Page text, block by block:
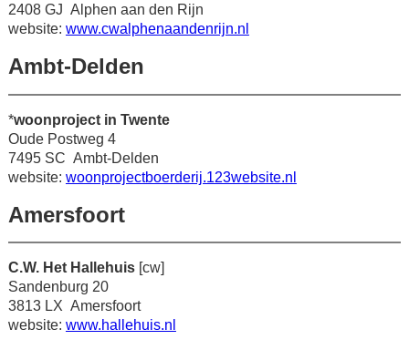
2408 GJ Alphen aan den Rijn
website: www.cwalphenaandenrijn.nl
Ambt-Delden
*woonproject in Twente
Oude Postweg 4
7495 SC Ambt-Delden
website: woonprojectboerderij.123website.nl
Amersfoort
C.W. Het Hallehuis[cw]
Sandenburg 20
3813 LX Amersfoort
website: www.hallehuis.nl